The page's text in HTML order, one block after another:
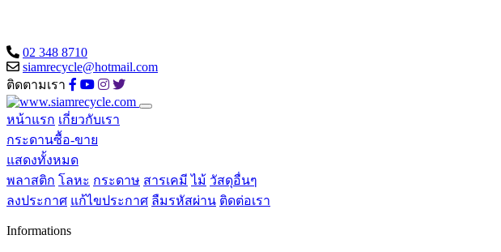
02 348 8710
siamrecycle@hotmail.com
ติดตามเรา
หน้าแรก เกี่ยวกับเรา
กระดานซื้อ-ขาย
แสดงทั้งหมด
พลาสติก โลหะ กระดาษ สารเคมี ไม้ วัสดุอื่นๆ
ลงประกาศ แก้ไขประกาศ ลืมรหัสผ่าน ติดต่อเรา
Informations